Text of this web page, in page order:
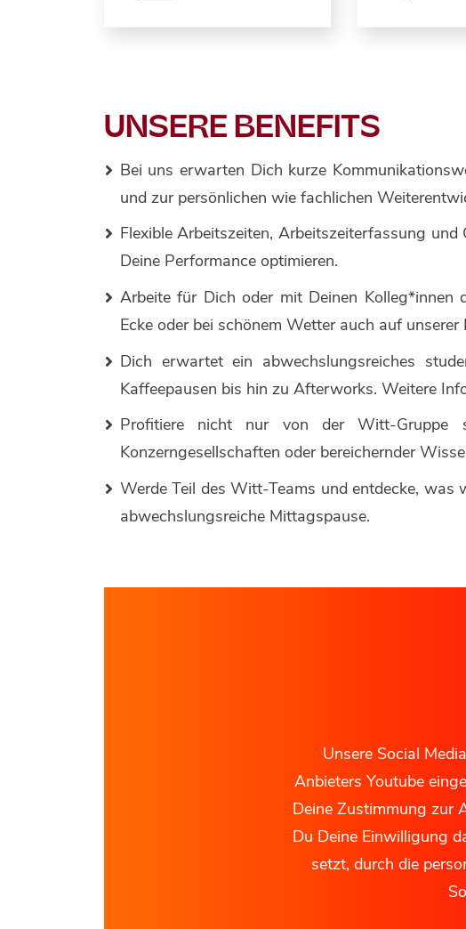
UNSERE BENEFITS
Bei uns erwarten Dich kurze
und zur persönlichen wie fachlichen
Flexible Arbeitszeiten, Arbeitszeiterfassung
Deine Performance optimieren.
Arbeite für Dich oder mit Deinen
Ecke oder bei schönem Wetter auch auf unserer
Dich erwartet ein abwechslungsreiches
Kaffeepausen bis hin zu Afterworks. Weitere
Profitiere nicht nur von der Witt-Gruppe
Konzerngesellschaften oder bereichernder
Werde Teil des Witt-Teams und entdecke, was
abwechslungsreiche Mittagspause.
Unsere Social
Anbieters Youtube
Deine Zustimmung zur
Du Deine Einwilligung
setzt, durch die